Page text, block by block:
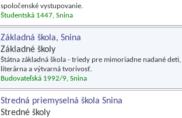
spoločenské vystupovanie.
Študentská 1447, Snina
Základná škola, Snina
Základné školy
Štátna základná škola - triedy pre mimoriadne nadané
literárna a výtvarná tvorivosť.
Budovateľská 1992/9, Snina
Stredná priemyselná škola Snina
Stredné školy